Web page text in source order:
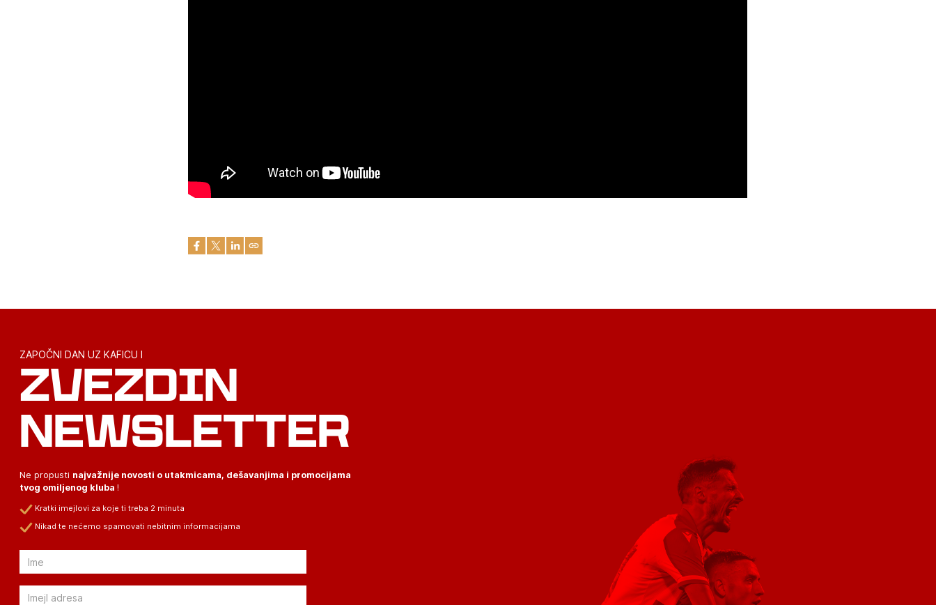
ZAPOČNI DAN UZ KAFICU I
ZVEZDIN
NEWSLETTER
Ne propusti najvažnije novosti o utakmicama, dešavanjima i promocijama
tvog omiljenog kluba !
Kratki imejlovi za koje ti treba 2 minuta
Nikad te nećemo spamovati nebitnim informacijama
Email
Email